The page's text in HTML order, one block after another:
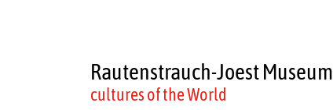
Rautenstrauch-Joest Museum
cultures of the World